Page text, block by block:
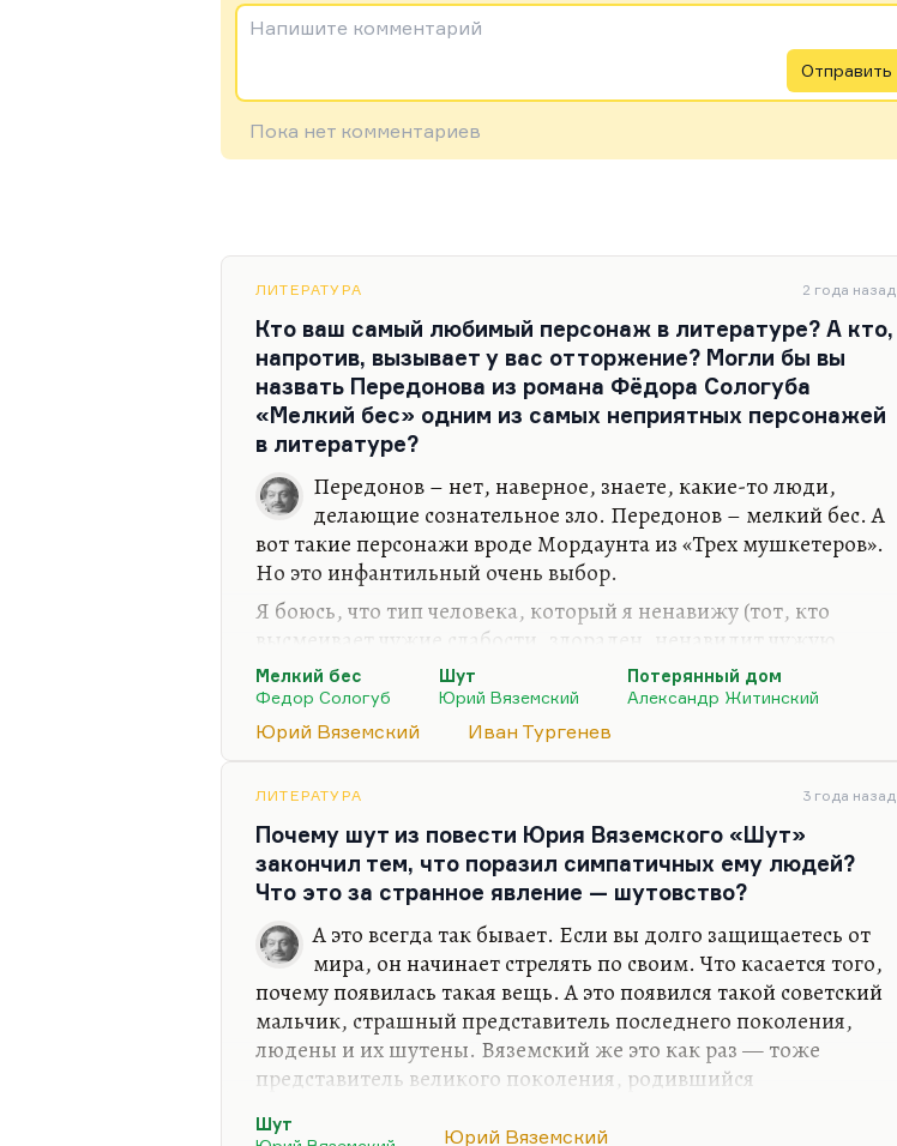
Напишите комментарий
Отправить
Пока нет комментариев
ЛИТЕРАТУРА 2 года назад
Кто ваш самый любимый персонаж в литературе? А кто,
напротив, вызывает у вас отторжение? Могли бы вы
назвать Передонова из романа Фёдора Сологуба
«Мелкий бес» одним из самых неприятных персонажей
в литературе?
Передонов – нет, наверное, знаете, какие-то люди,
делающие сознательное зло. Передонов – мелкий бес. А
вот такие персонажи вроде Мордаунта из «Трех мушкетеров».
Но это инфантильный очень выбор.
Я боюсь, что тип человека, который я ненавижу (тот, кто
высмеивает чужие слабости, злораден, ненавидит чужую
слабость, не способен к умилению, а только к нанесению
ударов по самому больному месту).
Я думаю, что у Юрия Вяземского в «Шуте» этот тип обозначен.
Потому что Вяземский не такой. Но вообще говоря, шут – это
тот герой, которого я ненавижу. Но в фильме Андрея Эшпая –
это семейная картина, гениальный фильм абсолютно, мало
кому…
Мелкий бес
Федор Сологуб
Шут
Юрий Вяземский
Потерянный дом
Александр Житинский
Юрий Вяземский Иван Тургенев
ЛИТЕРАТУРА 3 года назад
Почему шут из повести Юрия Вяземского «Шут»
закончил тем, что поразил симпатичных ему людей?
Что это за странное явление — шутовство?
А это всегда так бывает. Если вы долго защищаетесь от
мира, он начинает стрелять по своим. Что касается того,
почему появилась такая вещь. А это появился такой советский
мальчик, страшный представитель последнего поколения,
людены и их шутены. Вяземский же это как раз — тоже
представитель великого поколения, родившийся
начале 60-х, ну или в конце 50-х. Они родились для великих
Шут
Юрий Вяземский